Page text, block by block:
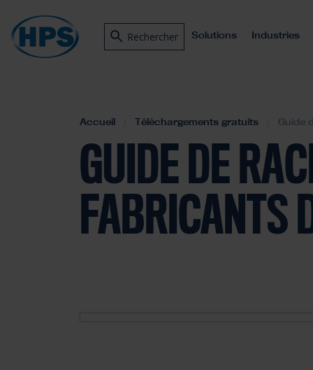
Rechercher Solutions Industries
Accueil Téléchargements gratuits Guide
GUIDE DE
FABRICANTS